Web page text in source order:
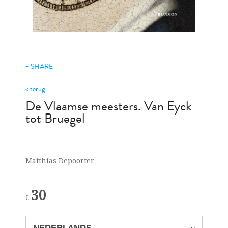
+ SHARE
< terug
De Vlaamse meesters. Van Eyck
tot Bruegel
Matthias Depoorter
€ 30